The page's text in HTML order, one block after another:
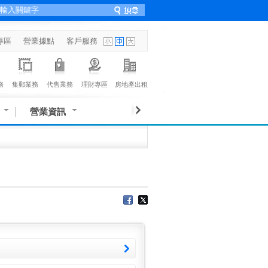
區 營業據點 客戶服務
集郵業務 代售業務 理財專區 房地產出租
營業資訊